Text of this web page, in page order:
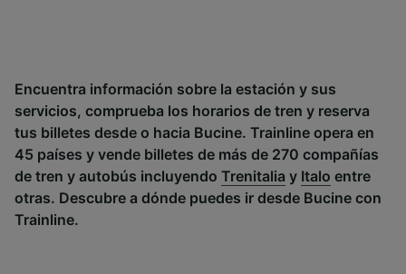
Encuentra información sobre la estación y sus
servicios, comprueba los horarios de tren y reserva
tus billetes desde o hacia Bucine. Trainline opera en
45 países y vende billetes de más de 270 compañías
de tren y autobús incluyendo Trenitalia y Italo entre
otras. Descubre a dónde puedes ir desde Bucine con
Trainline.